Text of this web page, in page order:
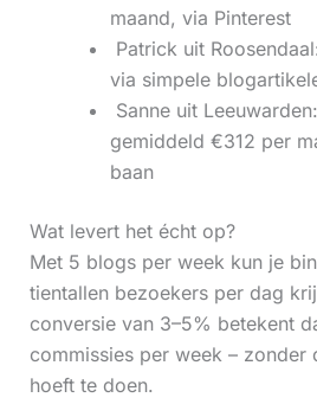
maand, via Pinterest
Patrick uit
via simpele
Sanne uit
gemiddeld €312 per
baan
Wat levert het écht op?
Met 5 blogs per week kun je
tientallen bezoekers per dag
conversie van 3–5% betekent
commissies per week – zonder
hoeft te doen.